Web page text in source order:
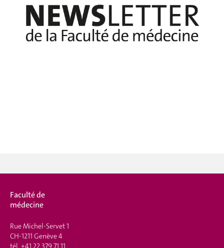
Faculté de
médecine
Rue Michel-Servet 1
CH-1211 Genève 4
tél. +41 22 379 71 11